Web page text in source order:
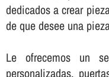
dedicados a crear
de que desee una
Le ofrecemos un
personalizadas,